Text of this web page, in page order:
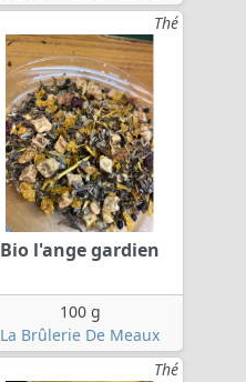
Thé
Bio l'ange gardien
100 g
La Brûlerie De Meaux
Thé